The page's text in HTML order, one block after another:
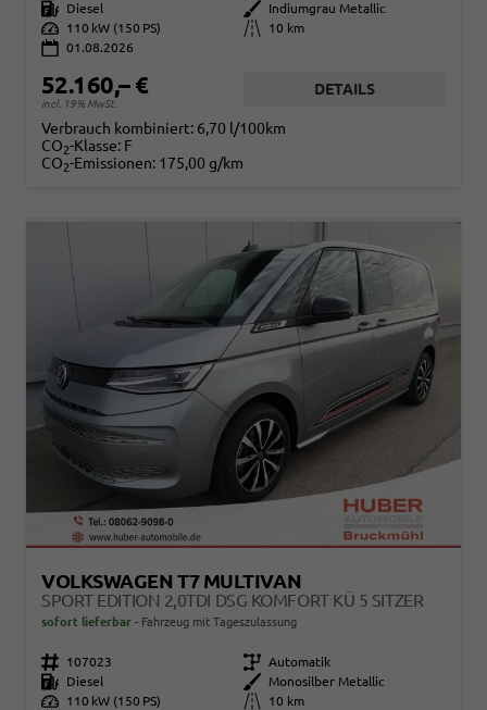
Kraftstoff
Diesel Außenfarbe
Indiumgrau Metallic
Leistung
110 kW (150 PS) Kilometerstand
10 km
01.08.2026
52.160,– €
incl. 19% MwSt.
DETAILS
Verbrauch kombiniert: 6,70 l/100km
CO2-Klasse: F
CO2-Emissionen: 175,00 g/km
VOLKSWAGEN T7 MULTIVAN
SPORT EDITION 2,0TDI DSG KOMFORT KÜ 5 SITZER
sofort lieferbar Fahrzeug mit Tageszulassung
Fahrzeugnr. 107023 Getriebe Automatik
Kraftstoff
Diesel Außenfarbe
Monosilber Metallic
Leistung
110 kW (150 PS) Kilometerstand
10 km